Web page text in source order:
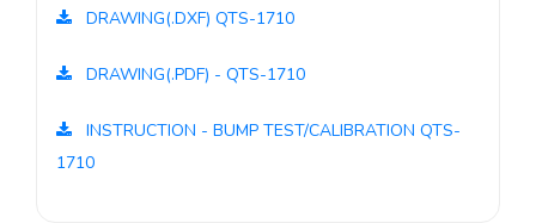
DRAWING(.DXF) QTS-1710
DRAWING(.PDF) - QTS-1710
INSTRUCTION - BUMP TEST/CALIBRATION QTS-
1710